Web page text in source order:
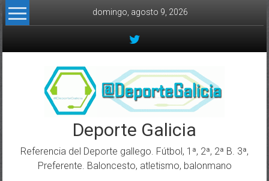
Skip to content
domingo, agosto 9, 2026
Deporte Galicia
Referencia del Deporte gallego. Fútbol, 1ª, 2ª, 2ª B. 3ª,
Preferente. Baloncesto, atletismo, balonmano